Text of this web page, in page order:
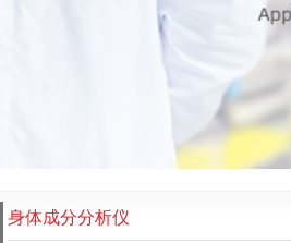
身体成分分析仪